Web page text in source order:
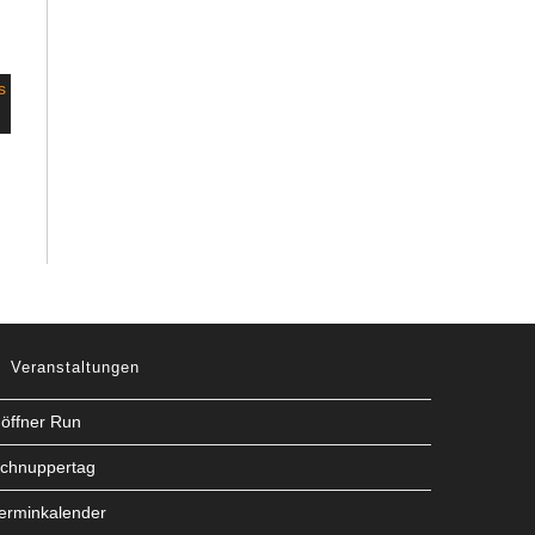
Veranstaltungen
Run